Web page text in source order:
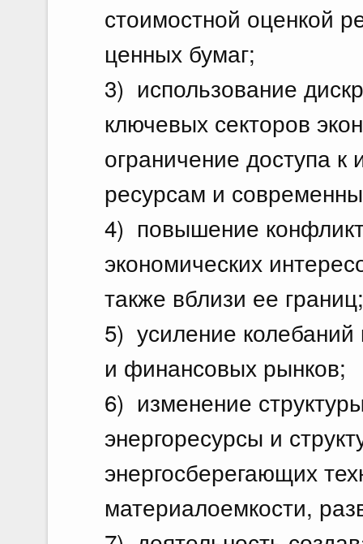
стоимостной оценкой
ценных бумаг;
3) использование
ключевых секторов
ограничение доступа
ресурсам и
4) повышение
экономических
также вблизи ее границ;
5) усиление
и финансовых рынков;
6) изменение
энергоресурсы и
энергосберегающих
материалоемкости,